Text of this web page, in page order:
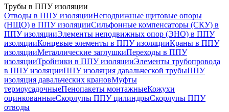
Трубы в ППУ изоляции
Отводы в ППУ изоляцииНеподвижные щитовые опоры
(НЩО) в ППУ изоляцииCильфонные компенсаторы (СКУ) в
ППУ изоляцииЭлементы неподвижных опор (ЭНО) в ППУ
изоляцииКонцевые элементы в ППУ изоляцииКраны в ППУ
изоляцииМеталлические заглушкиПереходы в ППУ
изоляцииТройники в ППУ изоляцииЭлементы трубопровода
в ППУ изоляцииППУ изоляция давальческой трубыППУ
изоляция давальческих крановМуфты
термоусадочныеПенопакеты монтажныеКожухи
оцинкованныеСкорлупы ППУ цилиндрыСкорлупы ППУ
отводы